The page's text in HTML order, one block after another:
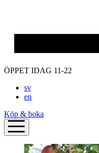
ÖPPET IDAG 11-22
sv
en
Köp & boka